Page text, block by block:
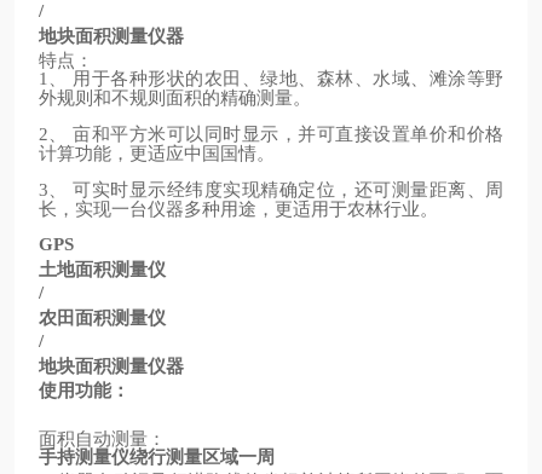
/
地块面积测量仪器
特点：
1
用于各种形状的农田、绿地、森林、水域、滩涂等野
外规则和不规则面积的精确测量。
2
亩和平方米可以同时显示，并可直接设置单价和价格
计算功能，更适应中国国情。
3
可实时显示经纬度实现精确定位，还可测量距离、周
长，实现一台仪器多种用途，更适用于农林行业。
GPS
土地面积测量仪
/
农田面积测量仪
/
地块面积测量仪器
使用功能：
面积自动测量：
手持测量仪绕行测量区域一周